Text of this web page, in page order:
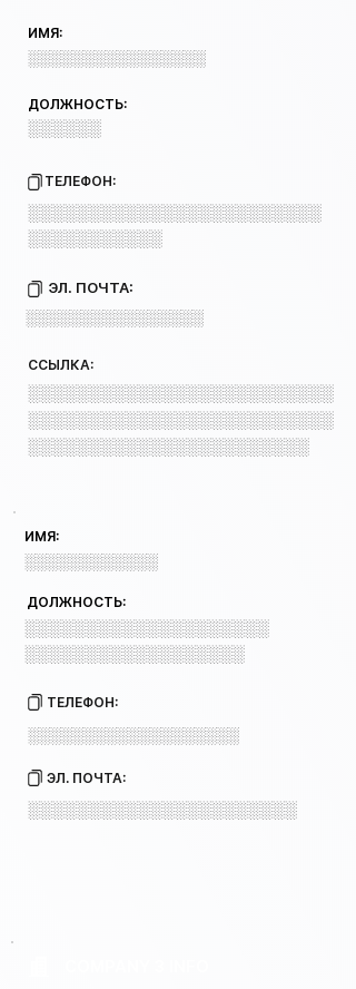
ИМЯ:
░░░░░░░░░░░░░░░░
ДОЛЖНОСТЬ:
░░░░░░
ТЕЛЕФОН:
░░░░░░░░░░░░░░░░░░░░░░░░
░░░░░░░░░░░
ЭЛ. ПОЧТА:
░░░░░░░░░░░░░░░░
ССЫЛКА:
░░░░░░░░░░░░░░░░░░░░░░░░░
░░░░░░░░░░░░░░░░░░░░░░░░░
░░░░░░░░░░░░░░░░░░░░░░░
ИМЯ:
░░░░░░░░░░░░
ДОЛЖНОСТЬ:
░░░░░░░░░░░░░░░░░░░░
░░░░░░░░░░░░░░░░░░
ТЕЛЕФОН:
░░░░░░░░░░░░░░░░░░░
ЭЛ. ПОЧТА:
░░░░░░░░░░░░░░░░░░░░░░